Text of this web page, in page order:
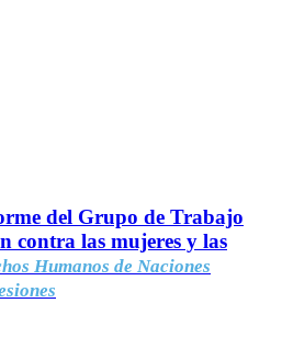
del Grupo de Trabajo
contra las mujeres y las
Humanos de Naciones